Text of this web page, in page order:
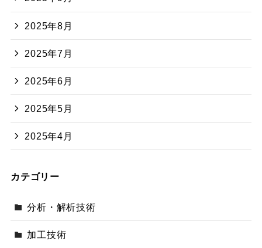
2025年8月
2025年7月
2025年6月
2025年5月
2025年4月
カテゴリー
分析・解析技術
加工技術